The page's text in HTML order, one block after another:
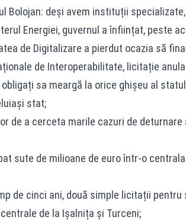
Bolojan: deși avem instituții
Energiei, guvernul a înființat, peste
de Digitalizare a pierdut ocazia să
de Interoperabilitate, licitație
sa meargă la orice ghișeu al
stat;
de a cerceta marile cazuri de deturnare
sute de milioane de euro într-o
de cinci ani, două simple licitații pentru
de la Ișalnița și Turceni;